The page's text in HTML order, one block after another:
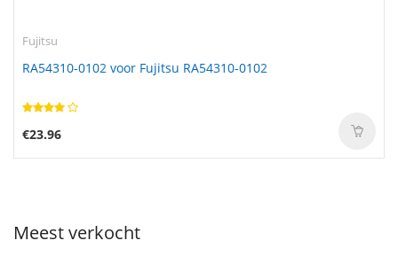
Fujitsu
RA54310-0102 voor Fujitsu RA54310-0102
€23.96
Meest verkocht